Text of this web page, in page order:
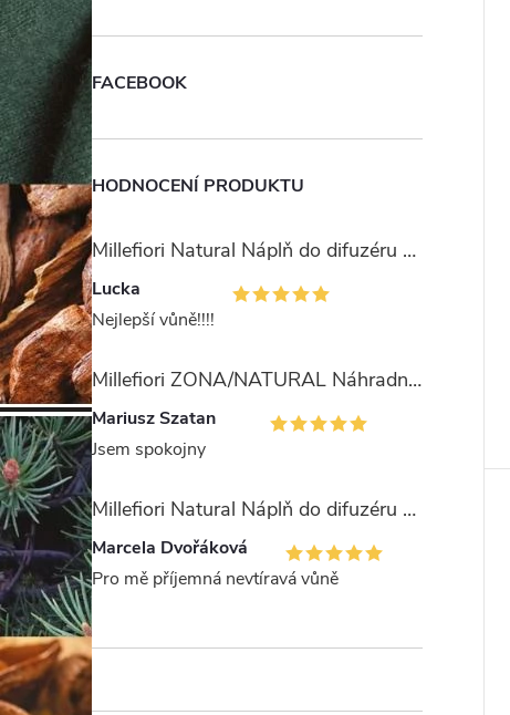
FACEBOOK
HODNOCENÍ PRODUKTU
Millefiori Natural Náplň do difuzéru 250ml/Ambra & Rosa
Lucka
Nejlepší vůně!!!!
Millefiori ZONA/NATURAL Náhradní stébla pro difuzér 100ml
Mariusz Szatan
Jsem spokojny
Millefiori Natural Náplň do difuzéru 250ml/Legni e Fiori ďArancio
Marcela Dvořáková
Pro mě příjemná nevtíravá vůně
t